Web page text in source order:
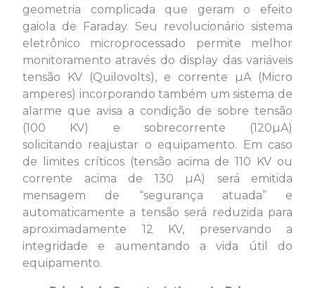
geometria complicada que geram o efeito
gaiola de Faraday. Seu revolucionário sistema
eletrônico microprocessado permite melhor
monitoramento através do display das variáveis
tensão KV (Quilovolts), e corrente µA (Micro
amperes) incorporando também um sistema de
alarme que avisa a condição de sobre tensão
(100 KV) e sobrecorrente (120µA)
solicitando reajustar o equipamento. Em caso
de limites críticos (tensão acima de 110 KV ou
corrente acima de 130 µA) será emitida
mensagem de “segurança atuada” e
automaticamente a tensão será reduzida para
aproximadamente 12 KV, preservando a
integridade e aumentando a vida útil do
equipamento.